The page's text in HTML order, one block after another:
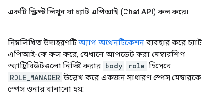
একটি স্ক্রিপ্ট লিখুন যা চ্যাট এপিআই (Chat API) কল করে।
নিম্নলিখিত উদাহরণটি অ্যাপ অথেনটিকেশন ব্যবহার করে চ্যাট
এপিআই-কে কল করে, যেখানে আপডেট করা মেম্বারশিপ
অ্যাট্রিবিউটগুলো নির্দিষ্ট করার body role হিসেবে
ROLE_MANAGER উল্লেখ করে একজন সাধারণ স্পেস মেম্বারকে
স্পেস ওনার বানানো হয়: